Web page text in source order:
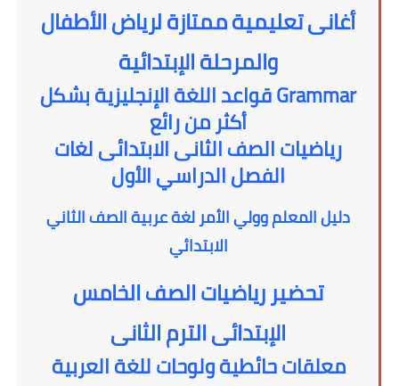
أغانى تعليمية ممتازة لرياض الأطفال
والمرحلة الإبتدائية
Grammar قواعد اللغة الإنجليزية بشكل
أكثر من رائع
رياضيات الصف الثانى الابتدائى لغات
الفصل الدراسي الأول
دليل المعلم وولي الأمر لغة عربية الصف الثاني
الابتدائي
تحضير رياضيات الصف الخامس
الإبتدائى الترم الثانى
معلقات حائطية ولوحات للغة العربية